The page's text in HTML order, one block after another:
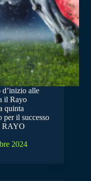
d’inizio alle
il Rayo
quinta
per il successo
RAYO
2024